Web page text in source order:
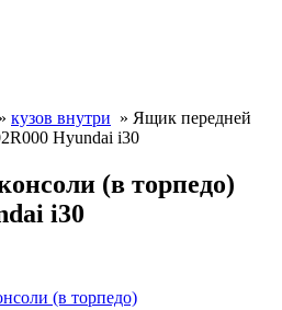
кузов внутри » Ящик передней
Hyundai i30
(в торпедо)
i30